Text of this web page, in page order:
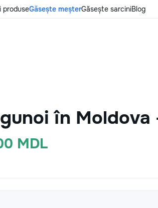
produseGăsește meșterGăsește sarciniBlog
în
MDL